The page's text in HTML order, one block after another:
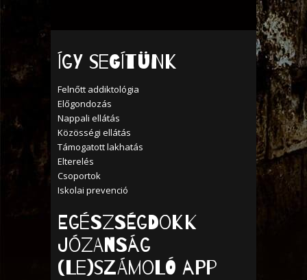
Így segítünk
Felnőtt addiktológia
Előgondozás
Nappali ellátás
Közösségi ellátás
Támogatott lakhatás
Elterelés
Csoportok
Iskolai prevenció
Egészségdokk
Józanság
(Le)számoló APP